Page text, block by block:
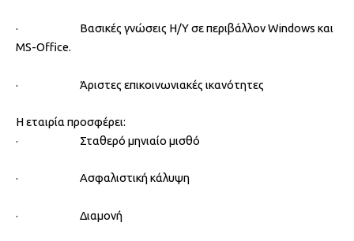
· Βασικές γνώσεις Η/Υ σε περιβάλλον Windows και
MS-Office.
· Άριστες επικοινωνιακές ικανότητες
Η εταιρία προσφέρει:
· Σταθερό μηνιαίο μισθό
· Ασφαλιστική κάλυψη
· Διαμονή